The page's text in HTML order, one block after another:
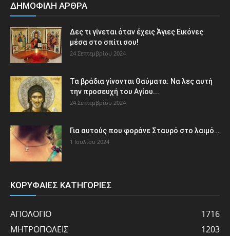
ΔΗΜΟΦΙΛΗ ΑΡΘΡΑ
Δες τι γίνεται όταν έχεις Άγιες Εικόνες
μέσα στο σπίτι σου!
24 Σεπτεμβρίου 2024
Τα βράδια γίνονται Θαύματα: Να λες αυτή
την προσευχή του Αγίου...
24 Σεπτεμβρίου 2024
Για αυτούς που φοράνε Σταυρό στο λαιμό…
1 Ιουλίου 2024
ΚΟΡΥΦΑΙΕΣ ΚΑΤΗΓΟΡΙΕΣ
ΑΓΙΟΛΟΓΙΟ
1716
ΜΗΤΡΟΠΟΛΕΙΣ
1203